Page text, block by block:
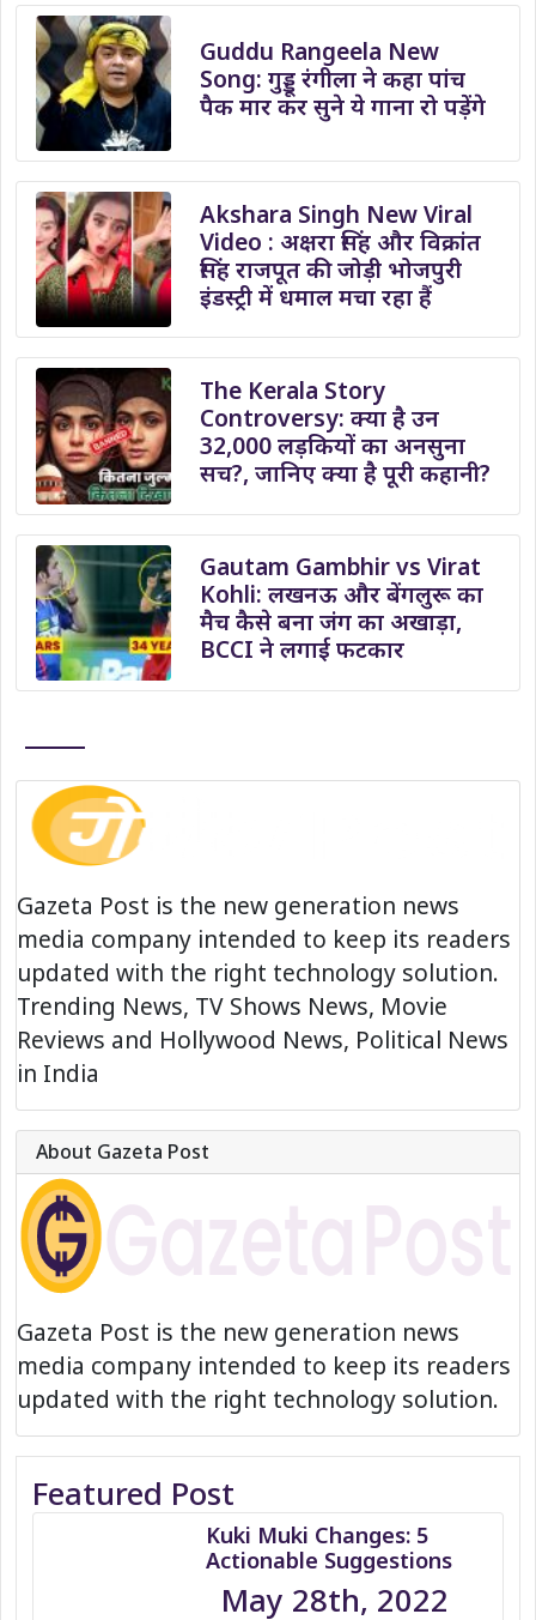
Guddu Rangeela New
Song: गुड्डू रंगीला ने कहा पांच
पैक मार कर सुने ये गाना रो पड़ेंगे
Akshara Singh New Viral
Video : अक्षरा सिंह और विक्रांत
सिंह राजपूत की जोड़ी भोजपुरी
इंडस्ट्री में धमाल मचा रहा हैं
The Kerala Story
Controversy: क्या है उन
32,000 लड़कियों का अनसुना
सच?, जानिए क्या है पूरी कहानी?
Gautam Gambhir vs Virat
Kohli: लखनऊ और बेंगलुरू का
मैच कैसे बना जंग का अखाड़ा,
BCCI ने लगाई फटकार
Gazeta Post is the new generation news
media company intended to keep its readers
updated with the right technology solution.
Trending News, TV Shows News, Movie
Reviews and Hollywood News, Political News
in India
About Gazeta Post
Gazeta Post is the new generation news
media company intended to keep its readers
updated with the right technology solution.
Featured Post
Kuki Muki Changes: 5
Actionable Suggestions
May 28th, 2022